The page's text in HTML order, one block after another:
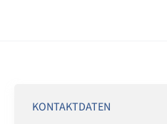
KONTAKTDATEN